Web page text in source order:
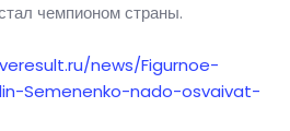
чемпионом страны.
news/Figurnoe-
Semenenko-nado-osvaivat-